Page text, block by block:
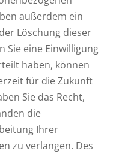
außerdem ein
Löschung dieser
Sie eine Einwilligung
haben, können
für die Zukunft
Sie das Recht,
die
Ihrer
zu verlangen. Des